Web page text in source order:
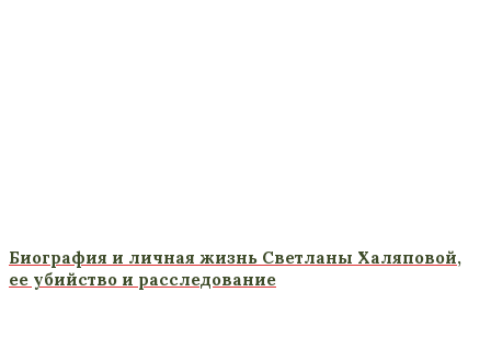
Биография и личная жизнь Светланы Халяповой,
ее убийство и расследование